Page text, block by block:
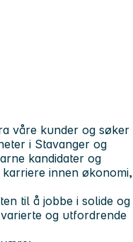
våre kunder og søker
i Stavanger og
kandidater og
innen økonomi,
til å jobbe i solide og
og utfordrende